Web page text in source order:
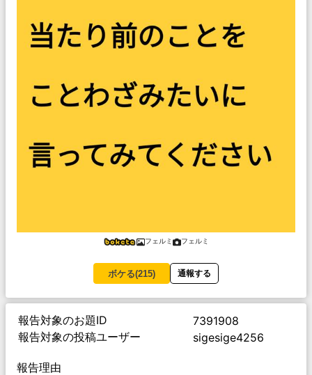
フェルミ フェルミ
ボケる(215) 通報する
報告対象のお題ID
7391908
報告対象の投稿ユーザー
sigesige4256
報告理由